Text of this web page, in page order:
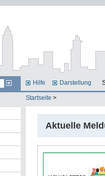
Hilfe Darstellung
Startseite >
Aktuelle